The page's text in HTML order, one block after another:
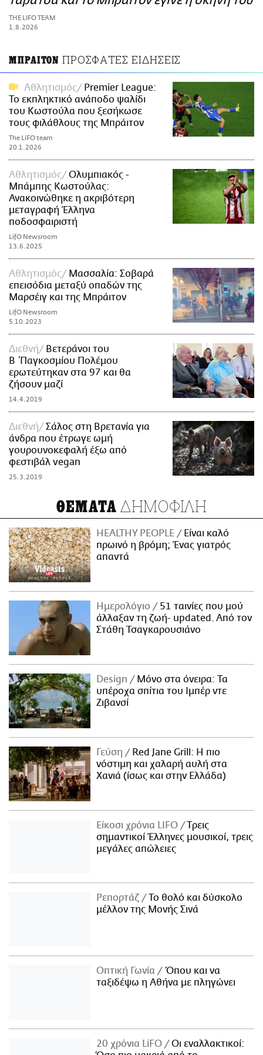
ΑΜΠΑ
PRINT
THE LIFO TEAM
1.8.2026
ΜΠΡΑΙΤΟΝ ΠΡΟΣΦΑΤΕΣ ΕΙΔΗΣΕΙΣ
Αθλητισμός
Premier League:
Το εκπληκτικό ανάποδο ψαλίδι
του Κωστούλα που ξεσήκωσε
τους φιλάθλους της Μπράιτον
The LiFO team
20.1.2026
Αθλητισμός
Ολυμπιακός -
Μπάμπης Κωστούλας:
Ανακοινώθηκε η ακριβότερη
μεταγραφή Έλληνα
ποδοσφαιριστή
LifO Newsroom
13.6.2025
Αθλητισμός
Μασσαλία: Σοβαρά
επεισόδια μεταξύ οπαδών της
Μαρσέιγ και της Μπράιτον
LifO Newsroom
5.10.2023
Διεθνή
Βετεράνοι του
Β΄Παγκοσμίου Πολέμου
ερωτεύτηκαν στα 97 και θα
ζήσουν μαζί
14.4.2019
Διεθνή
Σάλος στη Βρετανία για
άνδρα που έτρωγε ωμή
γουρουνοκεφαλή έξω από
φεστιβάλ vegan
25.3.2019
ΘΕΜΑΤΑ ΔΗΜΟΦΙΛΗ
HEALTHY PEOPLE
Είναι καλό
πρωινό η βρόμη; Ένας γιατρός
απαντά
Ημερολόγιο
51 ταινίες που μού
άλλαξαν τη ζωή- updated. Aπό τον
Στάθη Τσαγκαρουσιάνο
Design
Μόνο στα όνειρα: Τα
υπέροχα σπίτια του Ιμπέρ ντε
Ζιβανσί
Γεύση
Red Jane Grill: Η πιο
νόστιμη και χαλαρή αυλή στα
Χανιά (ίσως και στην Ελλάδα)
Είκοσι χρόνια LIFO
Tρεις
σημαντικοί Έλληνες μουσικοί, τρεις
μεγάλες απώλειες
Ρεπορτάζ
Το θολό και δύσκολο
μέλλον της Μονής Σινά
Οπτική Γωνία
Όπου και να
ταξιδέψω η Αθήνα με πληγώνει
20 χρόνια LiFO
Οι εναλλακτικοί: